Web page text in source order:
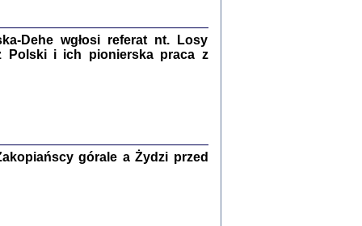
NAM KOLEJNA GODZINA ...
w ukryciu w latach 1943-1944
Engelking, tłum. z jidysz Monika
Dehe wgłosi referat nt. Losy
Polski i ich pionierska praca z
górale a Żydzi przed